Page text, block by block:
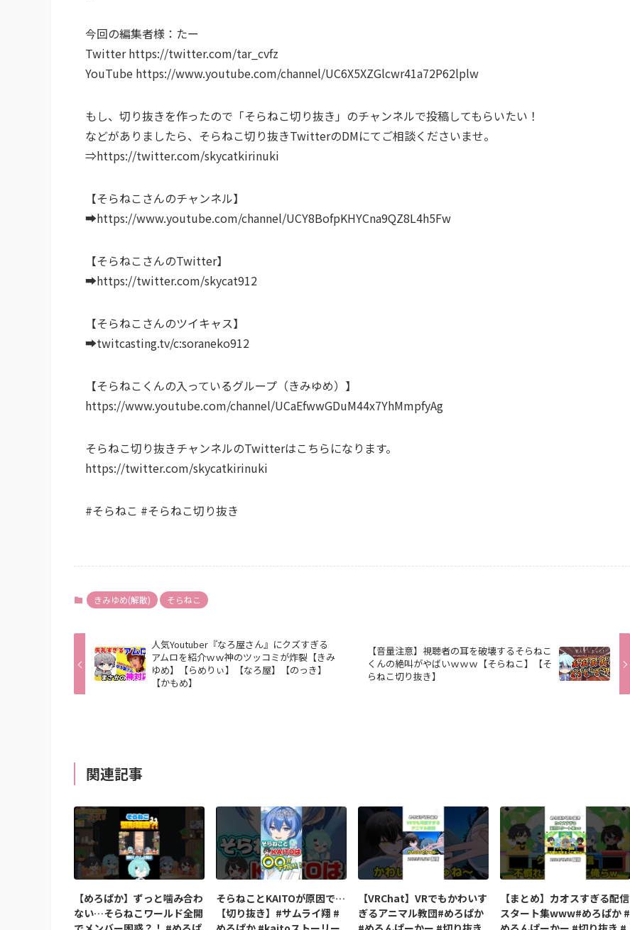
今回の編集者様：たー
Twitter https://twitter.com/tar_cvfz
YouTube https://www.youtube.com/channel/UC6X5XZGlcwr41a72P62lplw
もし、切り抜きを作ったので「そらねこ切り抜き」のチャンネルで投稿してもらいたい！
などがありましたら、そらねこ切り抜きTwitterのDMにてご相談くださいませ。
⇒https://twitter.com/skycatkirinuki
【そらねこさんのチャンネル】
➡https://www.youtube.com/channel/UCY8BofpKHYCna9QZ8L4h5Fw
【そらねこさんのTwitter】
➡https://twitter.com/skycat912
【そらねこさんのツイキャス】
➡twitcasting.tv/c:soraneko912
【そらねこくんの入っているグループ（きみゆめ）】
https://www.youtube.com/channel/UCaEfwwGDuM44x7YhMmpfyAg
そらねこ切り抜きチャンネルのTwitterはこちらになります。
https://twitter.com/skycatkirinuki
#そらねこ #そらねこ切り抜き
きみゆめ(解散) そらねこ
人気Youtuber『なろ屋さん』にクズすぎる
アムロを紹介ｗｗ神のツッコミが炸裂【きみ
ゆめ】【らめりぃ】【なろ屋】【のっき】
【かもめ】
【音量注意】視聴者の耳を破壊するそらねこ
くんの絶叫がやばいｗｗｗ【そらねこ】【そ
らねこ切り抜き】
関連記事
【めろぱか】ずっと噛み合わ
ない…そらねこワールド全開
そらねことKAITOが原因で…
【切り抜き】#サムライ翔 #
【VRChat】VRでもかわいす
ぎるアニマル教団#めろぱか
【まとめ】カオスすぎる配信
スタート集www#めろぱか #